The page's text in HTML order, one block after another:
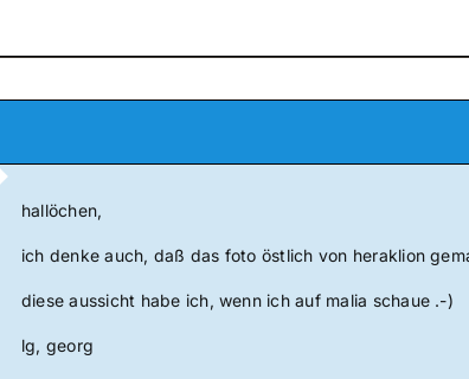
hallöchen,
ich denke auch, daß das foto östlich von heraklion
diese aussicht habe ich, wenn ich auf malia schaue .-)
lg, georg